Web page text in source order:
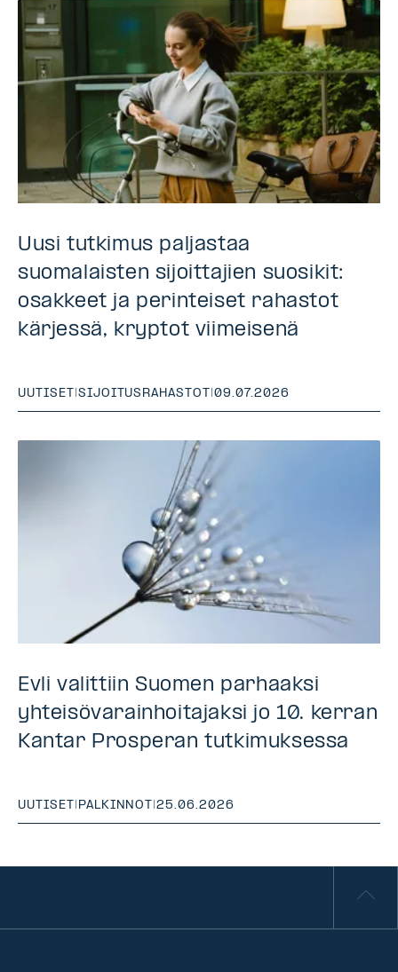
Uusi tutkimus paljastaa
suomalaisten sijoittajien suosikit:
osakkeet ja perinteiset rahastot
kärjessä, kryptot viimeisenä
UUTISET SIJOITUSRAHASTOT |09.07.2026
Evli valittiin Suomen parhaaksi
yhteisövarainhoitajaksi jo 10. kerran
Kantar Prosperan tutkimuksessa
UUTISET | PALKINNOT |25.06.2026